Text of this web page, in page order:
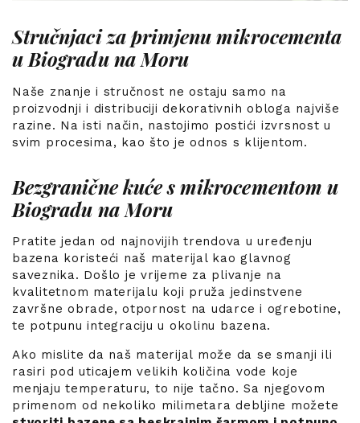
Stručnjaci za primjenu mikrocementa
u Biogradu na Moru
Naše znanje i stručnost ne ostaju samo na
proizvodnji i distribuciji dekorativnih obloga najviše
razine. Na isti način, nastojimo postići izvrsnost u
svim procesima, kao što je odnos s klijentom.
Bezgranične kuće s mikrocementom u
Biogradu na Moru
Pratite jedan od najnovijih trendova u uređenju
bazena koristeći naš materijal kao glavnog
saveznika. Došlo je vrijeme za plivanje na
kvalitetnom materijalu koji pruža jedinstvene
završne obrade, otpornost na udarce i ogrebotine,
te potpunu integraciju u okolinu bazena.
Ako mislite da naš materijal može da se smanji ili
rasiri pod uticajem velikih količina vode koje
menjaju temperaturu, to nije tačno. Sa njegovom
primenom od nekoliko milimetara debljine možete